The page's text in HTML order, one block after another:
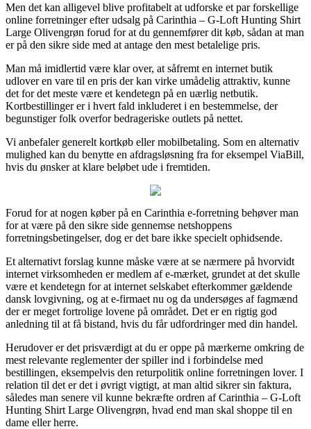
Men det kan alligevel blive profitabelt at udforske et par forskellige
online forretninger efter udsalg på Carinthia – G-Loft Hunting Shirt
Large Olivengrøn forud for at du gennemfører dit køb, sådan at man
er på den sikre side med at antage den mest betalelige pris.
Man må imidlertid være klar over, at såfremt en internet butik
udlover en vare til en pris der kan virke umådelig attraktiv, kunne
det for det meste være et kendetegn på en uærlig netbutik.
Kortbestillinger er i hvert fald inkluderet i en bestemmelse, der
begunstiger folk overfor bedrageriske outlets på nettet.
Vi anbefaler generelt kortkøb eller mobilbetaling. Som en alternativ
mulighed kan du benytte en afdragsløsning fra for eksempel ViaBill,
hvis du ønsker at klare beløbet ude i fremtiden.
Forud for at nogen køber på en Carinthia e-forretning behøver man
for at være på den sikre side gennemse netshoppens
forretningsbetingelser, dog er det bare ikke specielt ophidsende.
Et alternativt forslag kunne måske være at se nærmere på hvorvidt
internet virksomheden er medlem af e-mærket, grundet at det skulle
være et kendetegn for at internet selskabet efterkommer gældende
dansk lovgivning, og at e-firmaet nu og da undersøges af fagmænd
der er meget fortrolige lovene på området. Det er en rigtig god
anledning til at få bistand, hvis du får udfordringer med din handel.
Herudover er det prisværdigt at du er oppe på mærkerne omkring de
mest relevante reglementer der spiller ind i forbindelse med
bestillingen, eksempelvis den returpolitik online forretningen lover. I
relation til det er det i øvrigt vigtigt, at man altid sikrer sin faktura,
således man senere vil kunne bekræfte ordren af Carinthia – G-Loft
Hunting Shirt Large Olivengrøn, hvad end man skal shoppe til en
dame eller herre.